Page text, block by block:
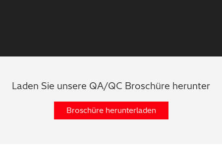
Laden Sie unsere QA/QC Broschüre herunter
Broschüre herunterladen